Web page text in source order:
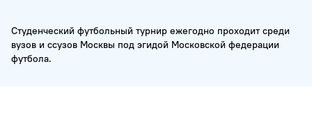
Студенческий футбольный турнир ежегодно проходит среди
вузов и ссузов Москвы под эгидой Московской федерации
футбола.